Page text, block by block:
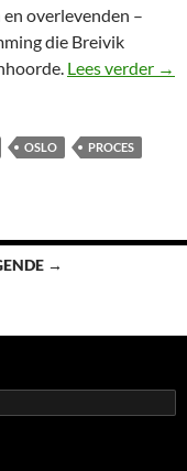
overlevenden –
die Breivik
Lees verder De
→
OSLO
PROCES
→